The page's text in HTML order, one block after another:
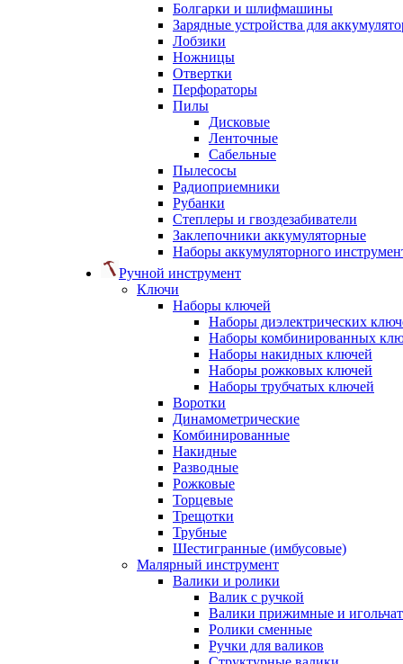
Болгарки и шлифмашины
Зарядные устройства для
Лобзики
Ножницы
Отвертки
Перфораторы
Пилы
Дисковые
Ленточные
Сабельные
Пылесосы
Радиоприемники
Рубанки
Степлеры и гвоздезабиватели
Заклепочники аккумуляторные
Наборы аккумуляторного
Ручной инструмент
Ключи
Наборы ключей
Наборы диэлектрических
Наборы комбинированных
Наборы накидных ключей
Наборы рожковых ключей
Наборы трубчатых ключей
Воротки
Динамометрические
Комбинированные
Накидные
Разводные
Рожковые
Торцевые
Трещотки
Трубные
Шестигранные (имбусовые)
Малярный инструмент
Валики и ролики
Валик с ручкой
Валики прижимные и
Ролики сменные
Ручки для валиков